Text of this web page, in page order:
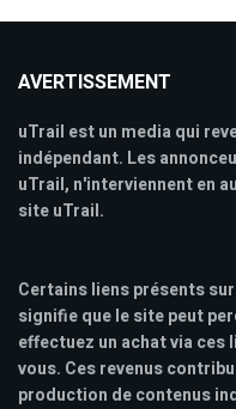
AVERTISSEMENT
uTrail est un media qui
indépendant. Les
uTrail, n'interviennent en
site uTrail.
Certains liens présents
signifie que le site peut
effectuez un achat via ces
vous. Ces revenus
production de contenus